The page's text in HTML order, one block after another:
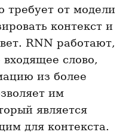
от модели
контекст и
RNN работают,
слово,
из более
им
является
для контекста.